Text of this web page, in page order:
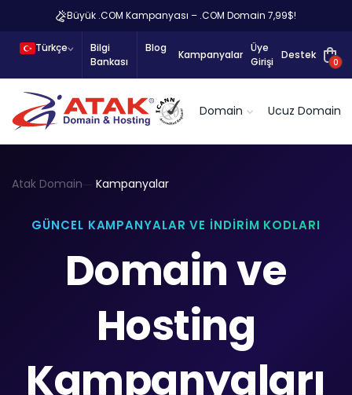
Büyük .COM Kampanyası – .COM Domain 7,99$!
Türkçe
Bilgi
Bankası
Blog
Kampanyalar
Üye
Girişi
Destek
0
Domain Ucuz Domain
Atak Domain Kampanyalar
GÜNCEL KAMPANYALAR VE İNDIRIM KODLARI
Domain ve
Hosting
Kampanyaları